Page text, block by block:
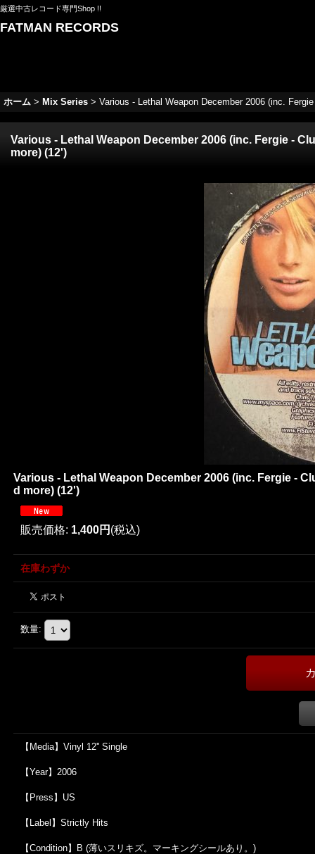
厳選中古レコード専門Shop !!
FATMAN RECORDS
ホーム > Mix Series > Various - Lethal Weapon December 2006 (inc.
Various - Lethal Weapon December 2006 (inc. Fergie -
more) (12')
Various - Lethal Weapon December 2006 (inc. Fergie -
d more) (12')
販売価格: 1,400円 (税込)
在庫わずか
数量:
【Media】Vinyl 12'' Single
【Year】2006
【Press】US
【Label】Strictly Hits
【Condition】B (薄いスリキズ。マーキングシールあり。)